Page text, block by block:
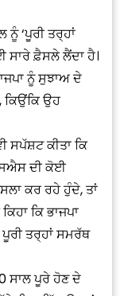
‘ਪੂਰੀ ਤਰ੍ਹਾਂ
ਫ਼ੈਸਲੇ ਲੈਂਦਾ ਹੈ।
ਨੂੰ ਸੁਝਾਅ ਦੇ
ਕਿਉਂਕਿ ਉਹ
ਸਪੱਸ਼ਟ ਕੀਤਾ ਕਿ
ਦੀ ਕੋਈ
ਕਰ ਰਹੇ ਹੁੰਦੇ, ਤਾਂ
ਕਿ ਭਾਜਪਾ
ਤਰ੍ਹਾਂ ਸਮਰੱਥ
ਸਾਲ ਪੂਰੇ ਹੋਣ ਦੇ